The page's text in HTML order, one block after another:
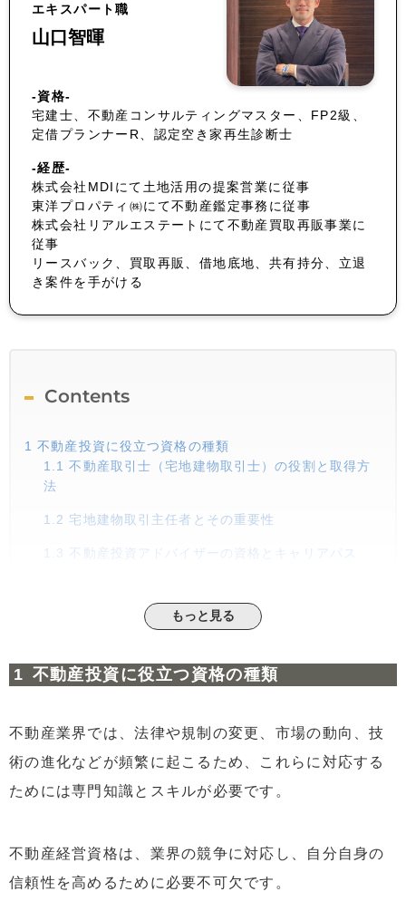
エキスパート職
山口智暉
-資格-
宅建士、不動産コンサルティングマスター、FP2級、
定借プランナーR、認定空き家再生診断士
-経歴-
株式会社MDIにて土地活用の提案営業に従事
東洋プロパティ㈱にて不動産鑑定事務に従事
株式会社リアルエステートにて不動産買取再販事業に
従事
リースバック、買取再販、借地底地、共有持分、立退
き案件を手がける
Contents
1 不動産投資に役立つ資格の種類
1.1 不動産取引士（宅地建物取引士）の役割と取得方
法
1.2 宅地建物取引主任者とその重要性
1.3 不動産投資アドバイザーの資格とキャリアパス
不動産投資資格取得のメリット
2.2資格が証明する実務経験と信頼性の向上
2.4キャリアアップと選択肢の広がり
資格取得後の自己満足と充実感
3.2不動産経営資格を取得するための基本的な手順
4 不動産業界における資格の需要と今後の展望
もっと見る
不動産投資に役立つ資格の種類
不動産業界では、法律や規制の変更、市場の動向、技
術の進化などが頻繁に起こるため、これらに対応する
ためには専門知識とスキルが必要です。
不動産経営資格は、業界の競争に対応し、自分自身の
信頼性を高めるために必要不可欠です。